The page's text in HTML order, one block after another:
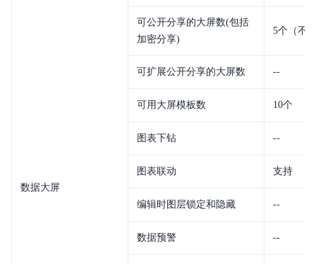
数据大屏
可公开分享的大屏数(包括
加密分享)
5个（不
可扩展公开分享的大屏数 --
可用大屏模板数 10个
图表下钻 --
图表联动 支持
编辑时图层锁定和隐藏 --
数据预警 --